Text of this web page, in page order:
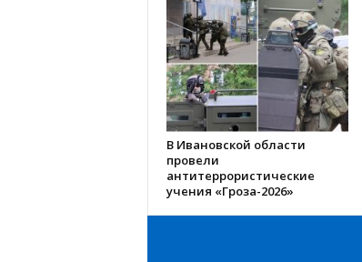
В Ивановской области
провели
антитеррористические
учения «Гроза-2026»